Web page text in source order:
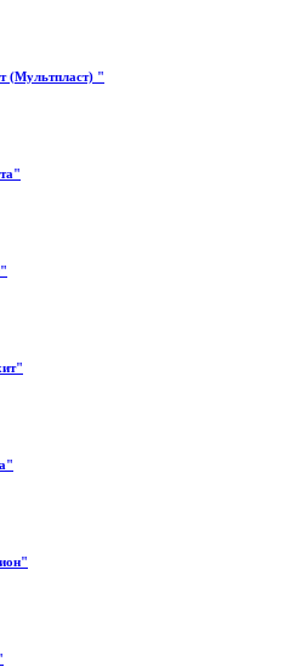
(Мультпласт) "